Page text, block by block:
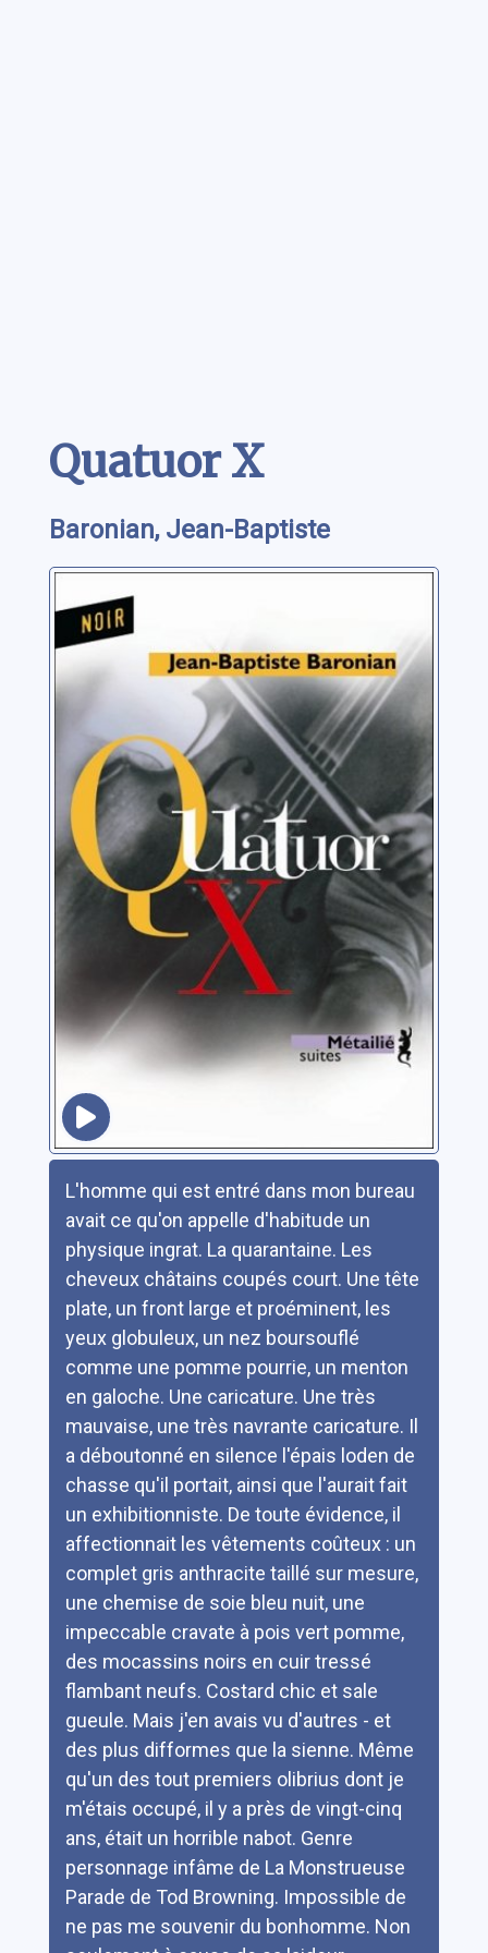
Quatuor X
Baronian, Jean-Baptiste
L'homme qui est entré dans mon bureau
avait ce qu'on appelle d'habitude un
physique ingrat. La quarantaine. Les
cheveux châtains coupés court. Une tête
plate, un front large et proéminent, les
yeux globuleux, un nez boursouflé
comme une pomme pourrie, un menton
en galoche. Une caricature. Une très
mauvaise, une très navrante caricature. Il
a déboutonné en silence l'épais loden de
chasse qu'il portait, ainsi que l'aurait fait
un exhibitionniste. De toute évidence, il
affectionnait les vêtements coûteux : un
complet gris anthracite taillé sur mesure,
une chemise de soie bleu nuit, une
impeccable cravate à pois vert pomme,
des mocassins noirs en cuir tressé
flambant neufs. Costard chic et sale
gueule. Mais j'en avais vu d'autres - et
des plus difformes que la sienne. Même
qu'un des tout premiers olibrius dont je
m'étais occupé, il y a près de vingt-cinq
ans, était un horrible nabot. Genre
personnage infâme de La Monstrueuse
Parade de Tod Browning. Impossible de
ne pas me souvenir du bonhomme. Non